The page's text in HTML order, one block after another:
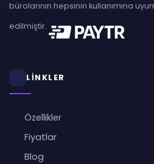
bürolarının hepsinin kullanımına
edilmiştir.
LİNKLER
Özellikler
Fiyatlar
Blog